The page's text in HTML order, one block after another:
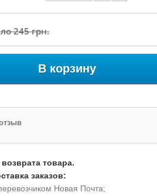
245 грн.
В корзину
товара.
заказов:
Новая Почта;